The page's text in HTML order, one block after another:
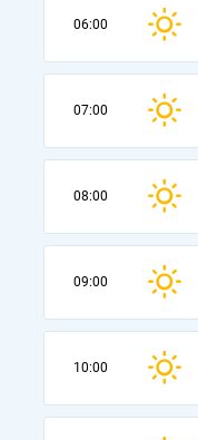
06:00
07:00
08:00
09:00
10:00